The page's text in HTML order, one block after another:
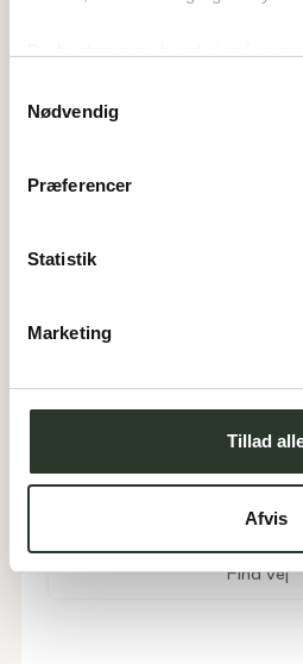
Nødvendig
Præferencer
Statistik
Marketing
Tillad
Afvis
er desværre
Find vej